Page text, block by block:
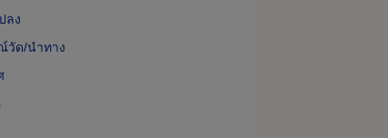
ลง
วัด/นำทาง